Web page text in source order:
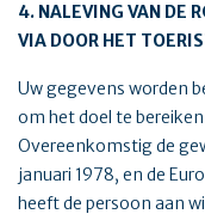
4. NALEVING VAN DE
VIA DOOR HET
Uw gegevens worden
om het doel te
Overeenkomstig de
januari 1978, en de
heeft de persoon aan